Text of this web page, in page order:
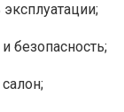
эксплуатации;
безопасность;